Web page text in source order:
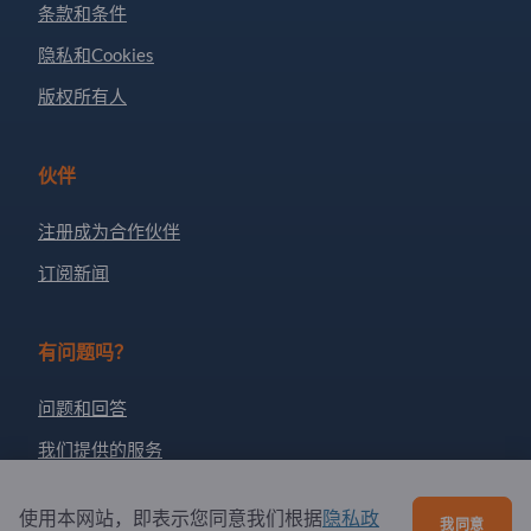
条款和条件
隐私和Cookies
版权所有人
伙伴
注册成为合作伙伴
订阅新闻
有问题吗？
问题和回答
我们提供的服务
使用本网站，即表示您同意我们根据隐私政 我同意